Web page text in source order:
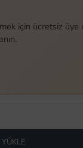
için ücretsiz üye